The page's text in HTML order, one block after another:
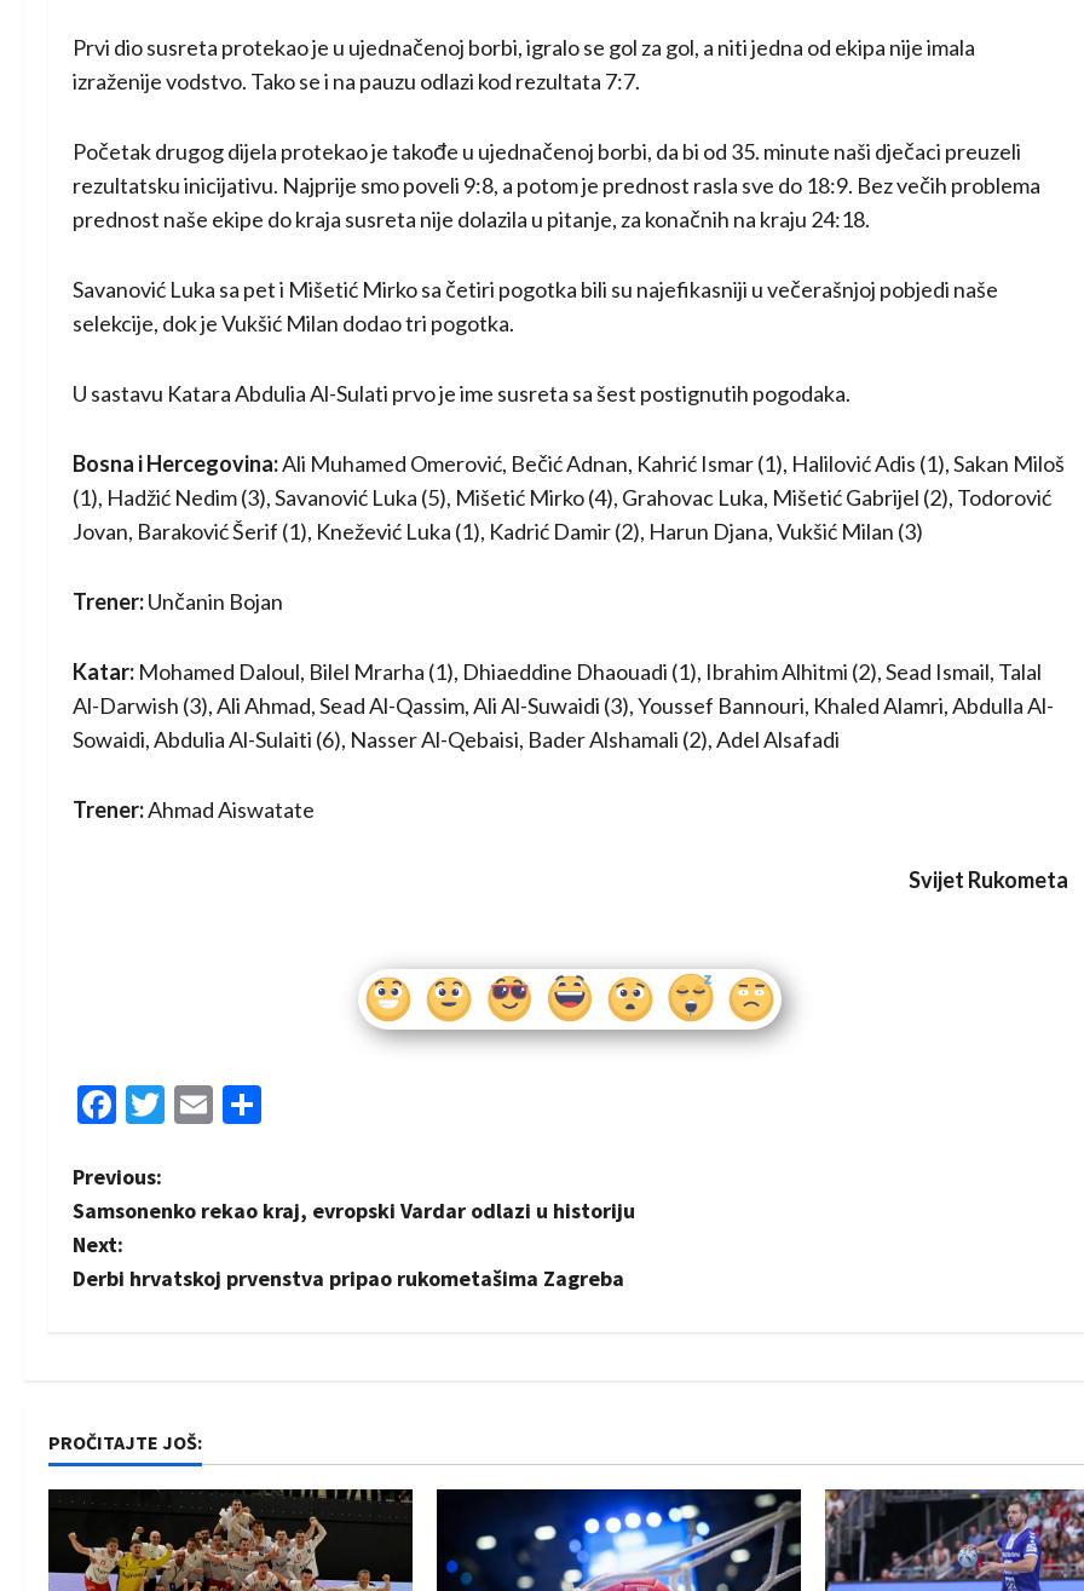
Prvi dio susreta protekao je u ujednačenoj borbi, igralo se gol za gol, a niti jedna od ekipa nije imala
izraženije vodstvo. Tako se i na pauzu odlazi kod rezultata 7:7.
Početak drugog dijela protekao je takođe u ujednačenoj borbi, da bi od 35. minute naši dječaci preuzeli
rezultatsku inicijativu. Najprije smo poveli 9:8, a potom je prednost rasla sve do 18:9. Bez večih problema
prednost naše ekipe do kraja susreta nije dolazila u pitanje, za konačnih na kraju 24:18.
Savanović Luka sa pet i Mišetić Mirko sa četiri pogotka bili su najefikasniji u večerašnjoj pobjedi naše
selekcije, dok je Vukšić Milan dodao tri pogotka.
U sastavu Katara Abdulia Al-Sulati prvo je ime susreta sa šest postignutih pogodaka.
Bosna i Hercegovina:Ali Muhamed Omerović, Bečić Adnan, Kahrić Ismar (1), Halilović Adis (1), Sakan Miloš
(1), Hadžić Nedim (3), Savanović Luka (5), Mišetić Mirko (4), Grahovac Luka, Mišetić Gabrijel (2), Todorović
Jovan, Baraković Šerif (1), Knežević Luka (1), Kadrić Damir (2), Harun Djana, Vukšić Milan (3)
Trener:Unčanin Bojan
Katar: Mohamed Daloul, Bilel Mrarha (1), Dhiaeddine Dhaouadi (1), Ibrahim Alhitmi (2), Sead Ismail, Talal
Al-Darwish (3), Ali Ahmad, Sead Al-Qassim, Ali Al-Suwaidi (3), Youssef Bannouri, Khaled Alamri, Abdulla Al-
Sowaidi, Abdulia Al-Sulaiti (6), Nasser Al-Qebaisi, Bader Alshamali (2), Adel Alsafadi
Trener:Ahmad Aiswatate
Svijet Rukometa
Facebook
Twitter
Email
P
o
s
a
v
i
Previous:
Samsonenko rekao kraj, evropski Vardar odlazi u historiju
Next:
Derbi hrvatskoj prvenstva pripao rukometašima Zagreba
PROČITAJTE JOŠ: